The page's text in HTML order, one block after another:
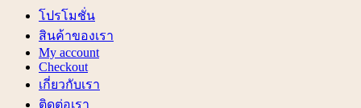
โปรโมชั่น
สินค้าของเรา
My account
Checkout
เกี่ยวกับเรา
ติดต่อเรา